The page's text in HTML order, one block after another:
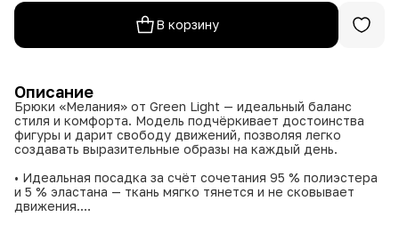
В корзину
Описание
Брюки «Мелания» от Green Light — идеальный баланс
стиля и комфорта. Модель подчёркивает достоинства
фигуры и дарит свободу движений, позволяя легко
создавать выразительные образы на каждый день.
• Идеальная посадка за счёт сочетания 95 % полиэстера
и 5 % эластана — ткань мягко тянется и не сковывает
движения.